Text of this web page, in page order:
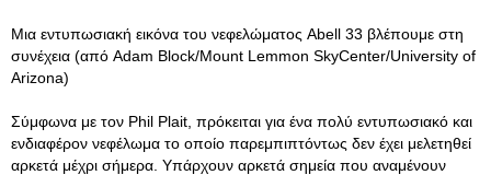
Μια εντυπωσιακή εικόνα του νεφελώματος Abell 33 βλέπουμε στη
συνέχεια (από Adam Block/Mount Lemmon SkyCenter/University of
Arizona)
Σύμφωνα με τον Phil Plait, πρόκειται για ένα πολύ εντυπωσιακό και
ενδιαφέρον νεφέλωμα το οποίο παρεμπιπτόντως δεν έχει μελετηθεί
αρκετά μέχρι σήμερα. Υπάρχουν αρκετά σημεία που αναμένουν